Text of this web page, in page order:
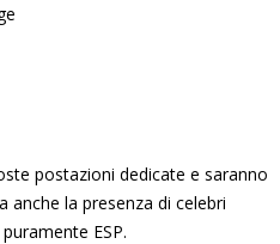
postazioni dedicate e saranno
la presenza di celebri
ESP.